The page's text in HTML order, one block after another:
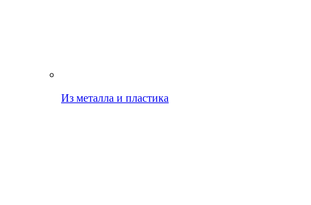
Из металла и пластика